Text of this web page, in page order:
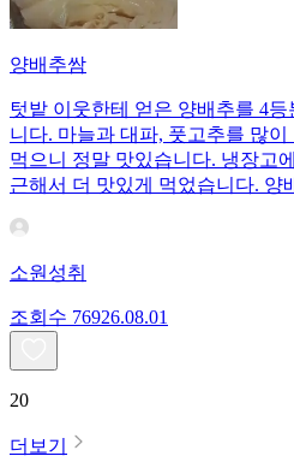
양배추쌈
텃밭 이웃한테 얻은 양배추를 4
니다. 마늘과 대파, 풋고추를 많
먹으니 정말 맛있습니다. 냉장고
근해서 더 맛있게 먹었습니다. 양
소원성취
조회수 76926.08.01
20
더보기